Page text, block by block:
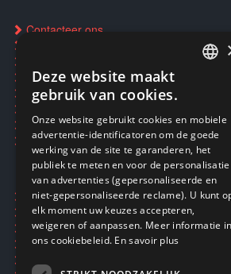
Contacteer ons
Inkoop Pokémon-kaarten
Reservering via SMS
Reparaties & After-sales
Smartpunten
Ecogaming
Verzending en retouren
Privacybeleid
Algemene voorwaarden
DUTCH
Deze website maakt
gebruik van cookies.
Onze website gebruikt cookies en mobiele
advertentie-identificatoren om de goede
werking van de site te garanderen, het
publiek te meten en voor de personalisatie
van advertenties (gepersonaliseerde en
niet-gepersonaliseerde reclame). U kunt
elk moment uw keuzes accepteren,
weigeren of aanpassen. Meer informatie in
ons cookiebeleid. En savoir plus